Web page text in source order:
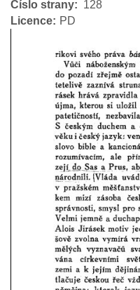
Číslo strany
128
Licence
PD